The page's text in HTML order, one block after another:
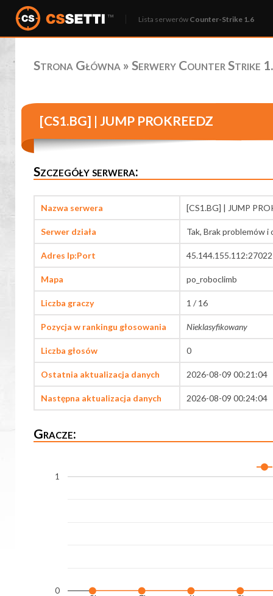
Lista serwerów Counter-Strike 1.6
Strona Główna » Serwery Counter Strike
[CS1.BG] | JUMP PROKREEDZ
Szczegóły serwera:
Nazwa serwera [CS1.BG] | JUMP
Serwer działa Tak, Brak problemów i
Adres Ip:Port 45.144.155.112:27022
Mapa po_roboclimb
Liczba graczy 1 / 16
Pozycja w rankingu głosowania Nieklasyfikowany
Liczba głosów 0
Ostatnia aktualizacja danych 2026-08-09 00:21:04
Następna aktualizacja danych 2026-08-09 00:24:04
Gracze:
0
1